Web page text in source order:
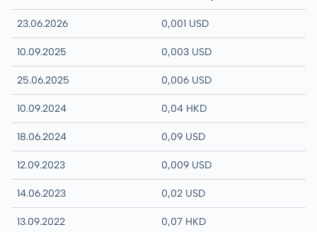
23.06.2026 0,001 USD
10.09.2025 0,003 USD
25.06.2025 0,006 USD
10.09.2024 0,04 HKD
18.06.2024 0,09 USD
12.09.2023 0,009 USD
14.06.2023 0,02 USD
13.09.2022 0,07 HKD